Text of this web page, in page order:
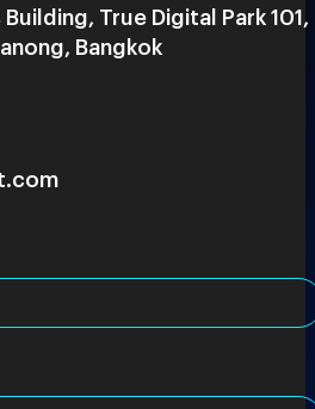
True Digital Park 101,
Bangkok